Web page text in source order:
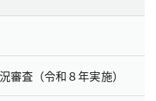
審査（令和８年実施）